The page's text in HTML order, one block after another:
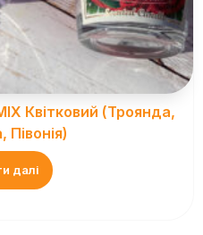
Квітковий (Троянда,
далі